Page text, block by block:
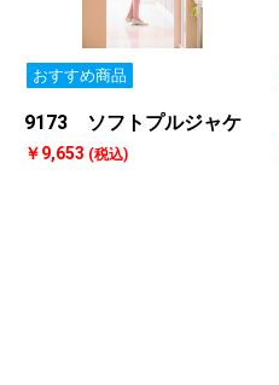
おすすめ商品
9173 ソフトプルジャケ
￥9,653 (税込)